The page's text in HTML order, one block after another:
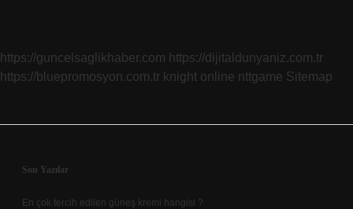
https://guncelsaglikhaber.com https://dijitaldunyaniz.com.tr
https://bluepromosyon.com.tr knight online nttgame Sitemap
Sidebar
Son Yazılar
En çok tercih edilen güneş kremi hangisi ?